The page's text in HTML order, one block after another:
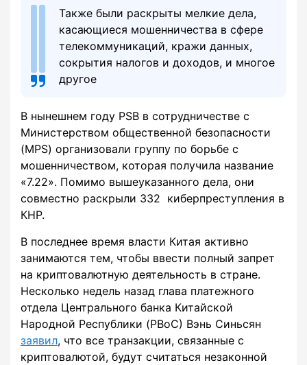
Также были раскрыты мелкие дела,
касающиеся мошенничества в сфере
телекоммуникаций, кражи данных,
сокрытия налогов и доходов, и многое
другое
В нынешнем году PSB в сотрудничестве с
Министерством общественной безопасности
(MPS) организовали группу по борьбе с
мошенничеством, которая получила название
«7.22». Помимо вышеуказанного дела, они
совместно раскрыли 332 киберпреступления в
КНР.
В последнее время власти Китая активно
занимаются тем, чтобы ввести полный запрет
на криптовалютную деятельность в стране.
Несколько недель назад глава платежного
отдела Центрального банка Китайской
Народной Республики (PBoC) Вэнь Синьсян
заявил, что все транзакции, связанные с
криптовалютой, будут считаться незаконной